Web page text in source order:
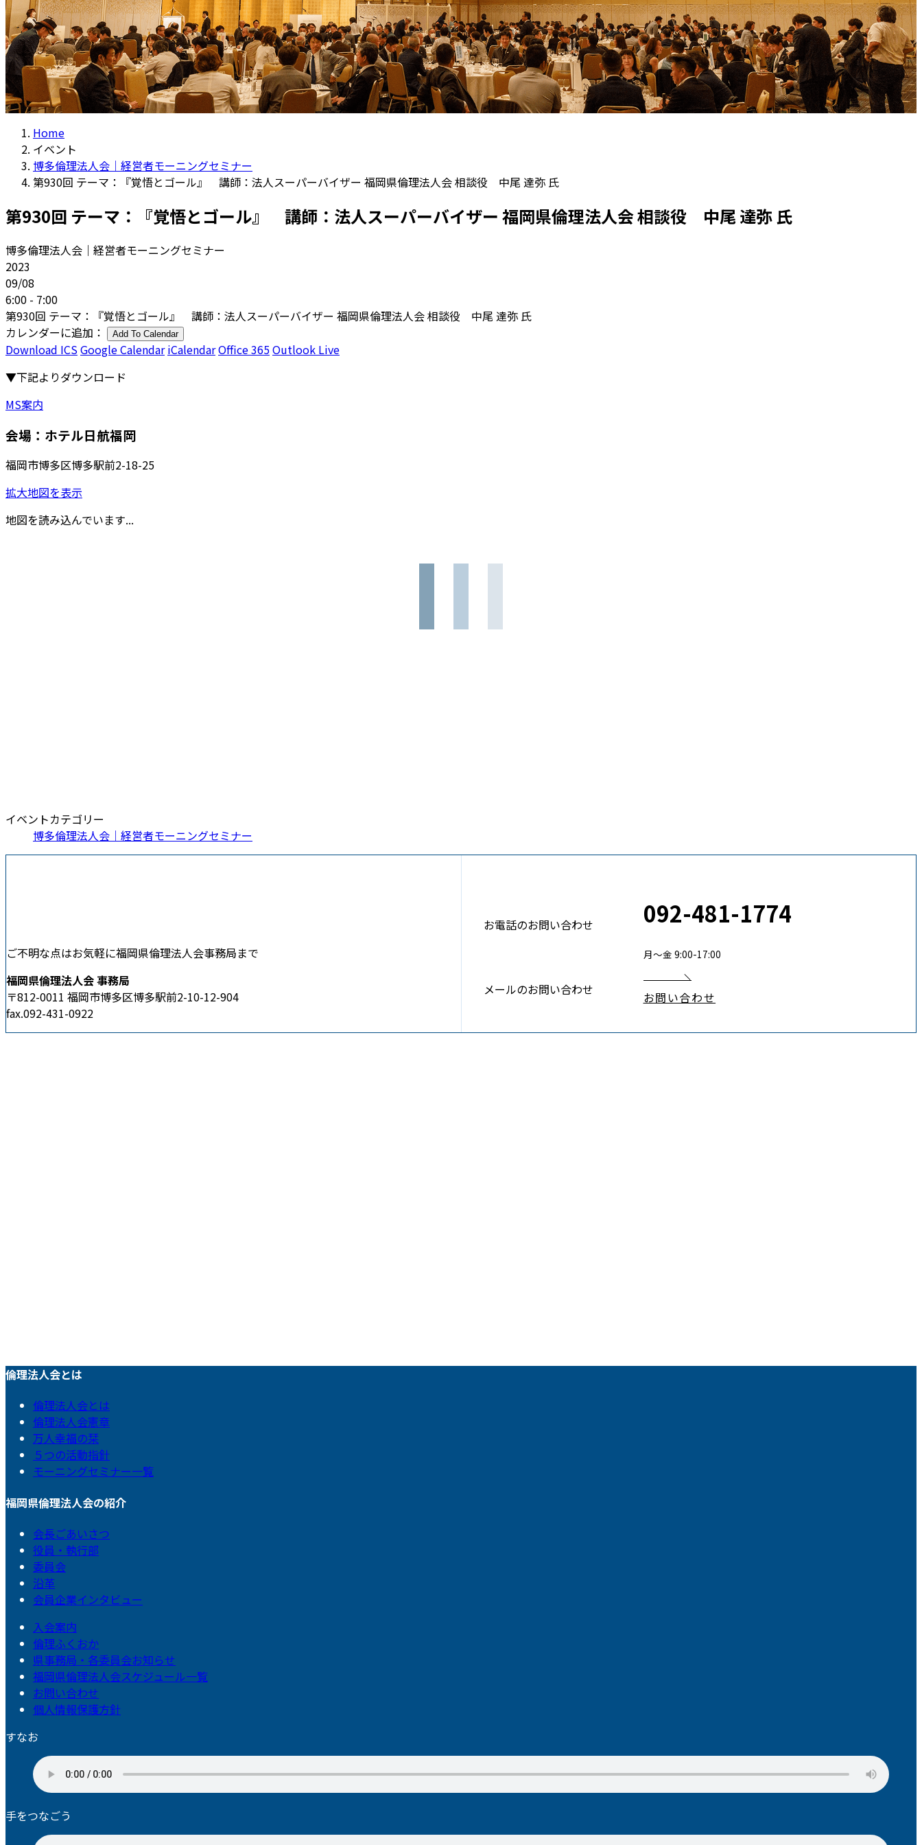
Home
イベント
博多倫理法人会｜経営者モーニングセミナー
第930回 テーマ：『覚悟とゴール』 講師：法人スーパーバイザー 福岡県倫理法人会 相談役 中尾 達弥 氏
第930回 テーマ：『覚悟とゴール』 講師：法人スーパーバイザー 福岡県倫理法人会 相談役 中尾 達弥 氏
博多倫理法人会｜経営者モーニングセミナー
2023
09/08
6:00 - 7:00
第930回 テーマ：『覚悟とゴール』 講師：法人スーパーバイザー 福岡県倫理法人会 相談役 中尾 達弥 氏
カレンダーに追加：
Add To Calendar
Download ICSGoogle Calendar iCalendarOffice 365Outlook Live
▼下記よりダウンロード
MS案内
会場：ホテル日航福岡
福岡市博多区博多駅前2-18-25
拡大地図を表示
地図を読み込んでいます...
イベントカテゴリー
博多倫理法人会｜経営者モーニングセミナー
ご不明な点はお気軽に福岡県倫理法人会事務局まで
福岡県倫理法人会 事務局
〒812-0011 福岡市博多区博多駅前2-10-12-904
fax.092-431-0922
お電話のお問い合わせ 092-481-1774
月〜金 9:00-17:00
メールのお問い合わせ お問い合わせ
倫理法人会とは
倫理法人会とは
倫理法人会憲章
万人幸福の栞
５つの活動指針
モーニングセミナー一覧
福岡県倫理法人会の紹介
会長ごあいさつ
役員・執行部
委員会
沿革
会員企業インタビュー
入会案内
倫理ふくおか
県事務局・各委員会お知らせ
福岡県倫理法人会スケジュール一覧
お問い合わせ
個人情報保護方針
すなお
手をつなごう